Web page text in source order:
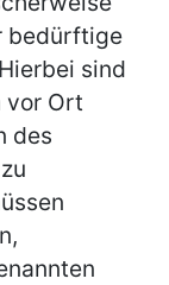
bedürftige
sind
vor Ort
des